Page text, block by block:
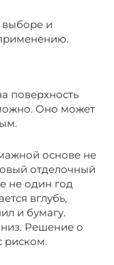
выборе и
поверхность
Оно может
основе не
отделочный
не один год
вглубь,
и бумагу.
Решение о
риском.